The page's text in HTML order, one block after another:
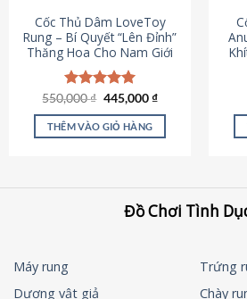
Cốc Thủ Dâm LoveToy
Rung – Bí Quyết “Lên Đỉnh”
Thăng Hoa Cho Nam Giới
Được xếp
hạng5.00
5 sao
550,000₫ Giá
là:
550,000 ₫.
445,000₫Giá
tại
THÊM VÀO GIỎ HÀNG
Đồ Chơi Tình
Máy rung
Trứng
Dương vật giả
Chày